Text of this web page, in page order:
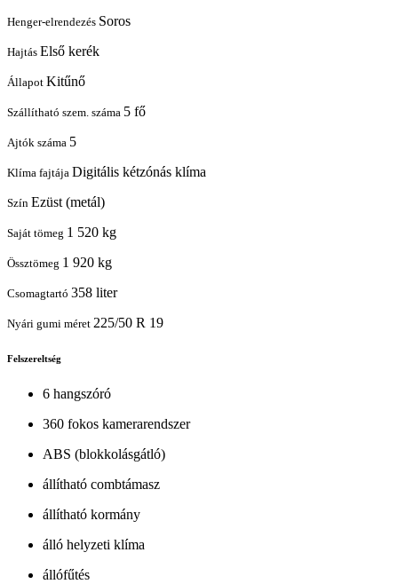
Henger-elrendezés Soros
Hajtás Első kerék
Állapot Kitűnő
Szállítható szem. száma 5 fő
Ajtók száma 5
Klíma fajtája Digitális kétzónás klíma
Szín Ezüst (metál)
Saját tömeg 1 520 kg
Össztömeg 1 920 kg
Csomagtartó 358 liter
Nyári gumi méret 225/50 R 19
Felszereltség
6 hangszóró
360 fokos kamerarendszer
ABS (blokkolásgátló)
állítható combtámasz
állítható kormány
álló helyzeti klíma
állófűtés